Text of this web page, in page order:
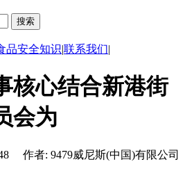
品安全知识|联系我们|
核心结合新港街
会为
作者: 9479威尼斯(中国)有限公司